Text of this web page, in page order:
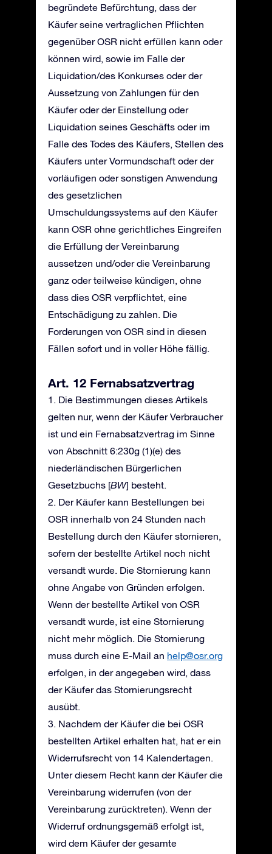
begründete Befürchtung, dass der
Käufer seine vertraglichen Pflichten
gegenüber OSR nicht erfüllen kann oder
können wird, sowie im Falle der
Liquidation/des Konkurses oder der
Aussetzung von Zahlungen für den
Käufer oder der Einstellung oder
Liquidation seines Geschäfts oder im
Falle des Todes des Käufers, Stellen des
Käufers unter Vormundschaft oder der
vorläufigen oder sonstigen Anwendung
des gesetzlichen
Umschuldungssystems auf den Käufer
kann OSR ohne gerichtliches Eingreifen
die Erfüllung der Vereinbarung
aussetzen und/oder die Vereinbarung
ganz oder teilweise kündigen, ohne
dass dies OSR verpflichtet, eine
Entschädigung zu zahlen. Die
Forderungen von OSR sind in diesen
Fällen sofort und in voller Höhe fällig.
Art. 12 Fernabsatzvertrag
1. Die Bestimmungen dieses Artikels
gelten nur, wenn der Käufer Verbraucher
ist und ein Fernabsatzvertrag im Sinne
von Abschnitt 6:230g (1)(e) des
niederländischen Bürgerlichen
Gesetzbuchs [BW] besteht.
2. Der Käufer kann Bestellungen bei
OSR innerhalb von 24 Stunden nach
Bestellung durch den Käufer stornieren,
sofern der bestellte Artikel noch nicht
versandt wurde. Die Stornierung kann
ohne Angabe von Gründen erfolgen.
Wenn der bestellte Artikel von OSR
versandt wurde, ist eine Stornierung
nicht mehr möglich. Die Stornierung
muss durch eine E-Mail an help@osr.org
erfolgen, in der angegeben wird, dass
der Käufer das Stornierungsrecht
ausübt.
3. Nachdem der Käufer die bei OSR
bestellten Artikel erhalten hat, hat er ein
Widerrufsrecht von 14 Kalendertagen.
Unter diesem Recht kann der Käufer die
Vereinbarung widerrufen (von der
Vereinbarung zurücktreten). Wenn der
Widerruf ordnungsgemäß erfolgt ist,
wird dem Käufer der gesamte